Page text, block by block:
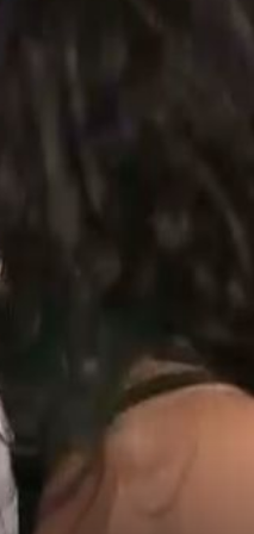
pratitelje
zajedno su uživale u